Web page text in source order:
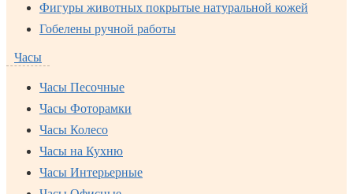
Фигуры животных покрытые натуральной кожей
Гобелены ручной работы
Часы
Часы Песочные
Часы Фоторамки
Часы Колесо
Часы на Кухню
Часы Интерьерные